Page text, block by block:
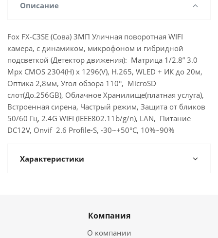
Описание
Fox FX-C3SE (Сова) 3МП Уличная поворотная WIFI
камера, с динамиком, микрофоном и гибридной
подсветкой (Детектор движения): Матрица 1/2.8” 3.0
Mpx CMOS 2304(H) x 1296(V), H.265, WLED + ИК до 20м,
Оптика 2,8мм, Угол обзора 110°, MicroSD
слот(До.256GB), Облачное Хранилище(платная услуга),
Встроенная сирена, Частрый режим, Защита от бликов
50/60 Гц, 2.4G WIFI (IEEE802.11b/g/n), LAN, Питание
DC12V, Onvif 2.6 Profile-S, -30~+50°C, 10%~90%
Характеристики
Компания
О компании